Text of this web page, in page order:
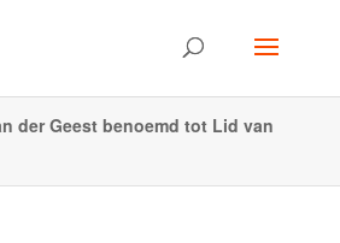
der Geest benoemd tot Lid van